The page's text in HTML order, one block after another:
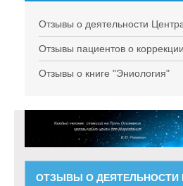
Отзывы о деятельности
Отзывы пациентов о коррекции
Отзывы о книге "Эниология"
ОТЗЫВЫ О ДЕЯТЕЛЬНОСТИ